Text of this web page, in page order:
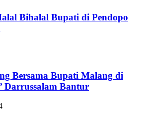
Bihalal Bupati di Pendopo
Bersama Bupati Malang di
Darrussalam Bantur